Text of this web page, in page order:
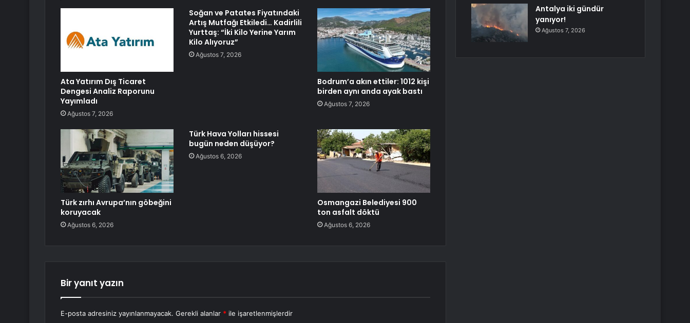
Ata Yatırım Dış Ticaret
Dengesi Analiz Raporunu
Yayımladı
Ağustos 7, 2026
Soğan ve Patates Fiyatındaki
Artış Mutfağı Etkiledi… Kadirlili
Yurttaş: “İki Kilo Yerine Yarım
Kilo Alıyoruz”
Ağustos 7, 2026
Bodrum’a akın ettiler: 1012 kişi
birden aynı anda ayak bastı
Ağustos 7, 2026
Türk zırhı Avrupa’nın göbeğini
koruyacak
Ağustos 6, 2026
Türk Hava Yolları hissesi
bugün neden düşüyor?
Ağustos 6, 2026
Osmangazi Belediyesi 900
ton asfalt döktü
Ağustos 6, 2026
Bir yanıt yazın
E-posta adresiniz yayınlanmayacak. Gerekli alanlar * ile işaretlenmişlerdir
Antalya iki gündür
yanıyor!
Ağustos 7, 2026